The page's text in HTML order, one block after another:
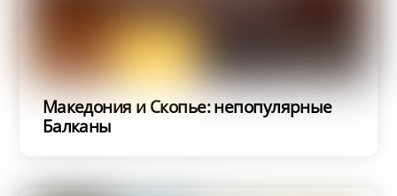
Македония и Скопье: непопулярные
Балканы